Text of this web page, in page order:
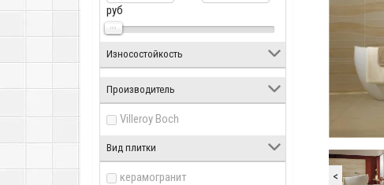
руб
Износостойкость
Производитель
Villeroy Boch
Вид плитки
керамогранит <